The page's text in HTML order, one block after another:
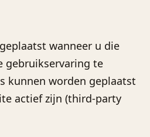
wanneer u die
gebruikservaring te
kunnen worden geplaatst
actief zijn (third-party